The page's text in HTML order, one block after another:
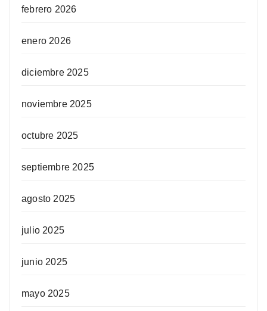
febrero 2026
enero 2026
diciembre 2025
noviembre 2025
octubre 2025
septiembre 2025
agosto 2025
julio 2025
junio 2025
mayo 2025